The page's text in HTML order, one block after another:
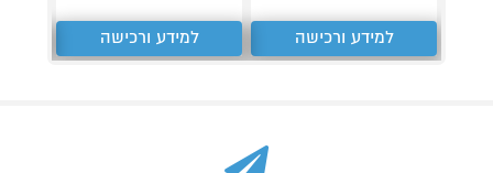
למידע ורכישה למידע ורכישה